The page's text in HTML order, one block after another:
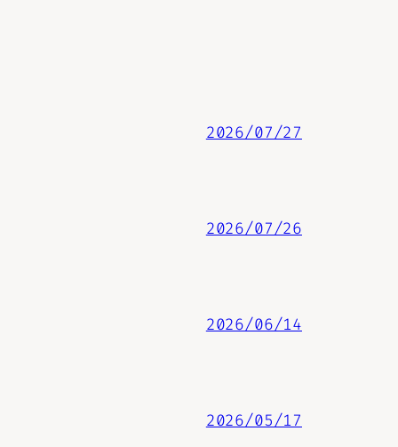
2026/07/27
2026/07/26
2026/06/14
2026/05/17